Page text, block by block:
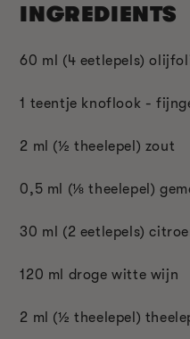
INGREDIENTS
60 ml (4 eetlepels)
1 teentje knoflook -
2 ml (½ theelepel) zout
0,5 ml (⅛ theelepel)
30 ml (2 eetlepels)
120 ml droge witte wijn
2 ml (½ theelepel)